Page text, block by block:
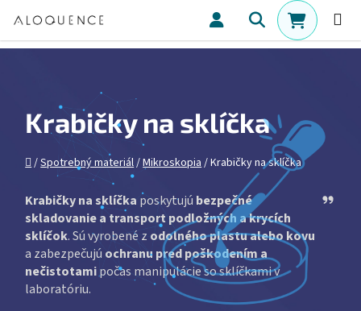
Hľadať
Krabičky na sklíčka
Domov
/Spotrebný materiál/Mikroskopia /Krabičky na sklíčka
Krabičky na sklíčka poskytujú bezpečné
skladovanie a transport podložných a krycích
sklíčok. Sú vyrobené z odolného plastu alebo kovu
a zabezpečujú ochranu pred poškodením a
nečistotamipočas manipulácie so sklíčkami v
laboratóriu.
Ask